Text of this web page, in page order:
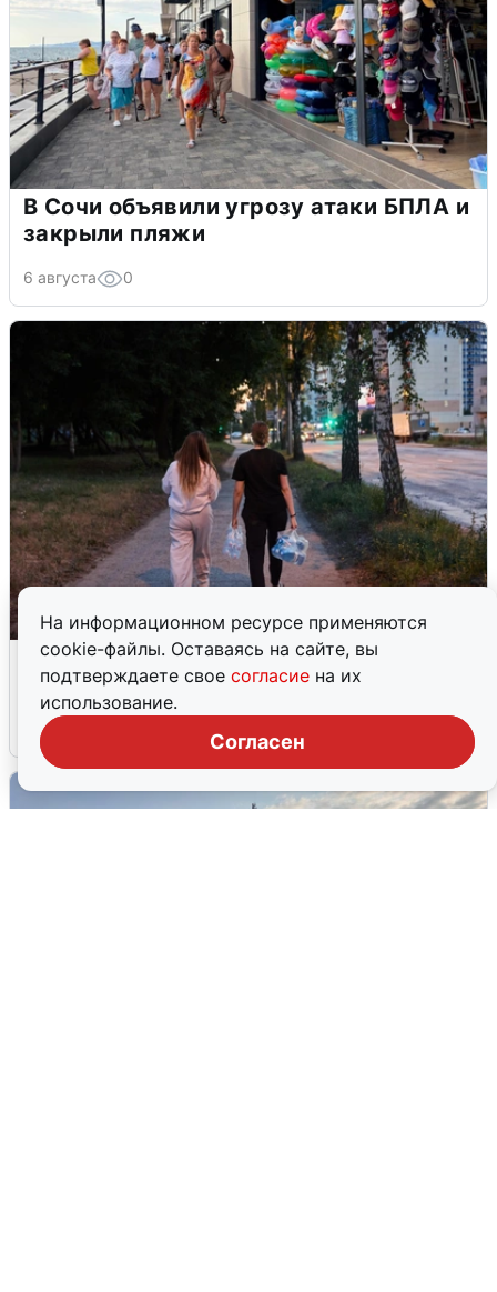
На информационном ресурсе применяются
cookie-файлы. Оставаясь на сайте, вы
подтверждаете свое согласие на их
использование.
Согласен
В Сочи объявили угрозу атаки БПЛА и
закрыли пляжи
6 августа 0
Опубликована карта отключений
воды в Воронеже
6 августа